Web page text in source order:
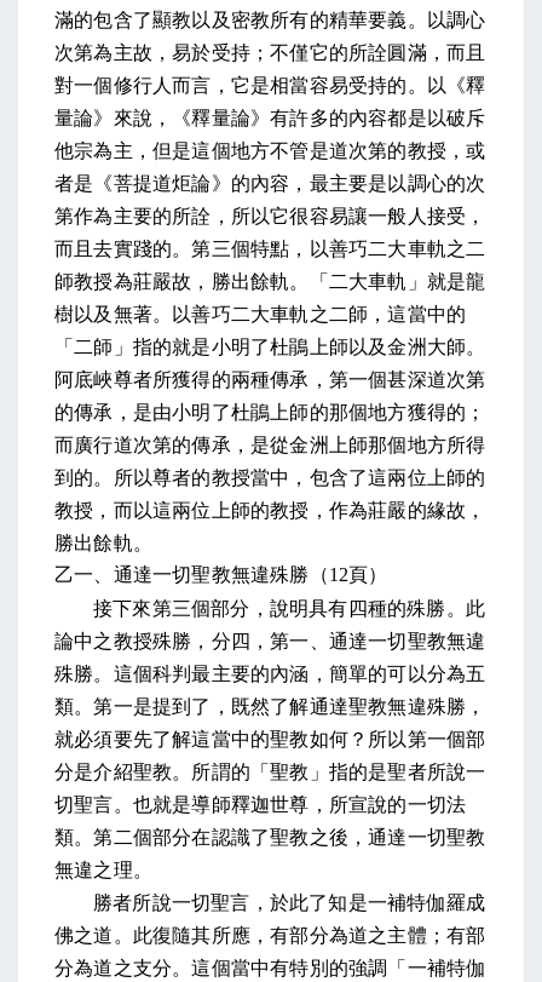
滿的包含了顯教以及密教所有的精華要義。
以調心
次第為主故，易於受持；不僅它的所詮圓滿，而且
對一個修行人而言，它是相當容易受持的。以《釋
量論》來說，《釋量論》有許多的內容都是以破斥
他宗為主，但是這個地方不管是道次第的教授，或
者是《菩提道炬論》的內容，最主要是以調心的次
第作為主要的所詮，所以它很容易讓一般人接受，
而且去實踐的。第三個特點，
以善巧二大車軌之二
師教授為莊嚴故，勝出餘軌。
「二大車軌」就是龍
樹以及無著。以善巧二大車軌之二師，這當中的
「二師」指的就是小明了杜鵑上師以及金洲大師。
阿底峽尊者所獲得的兩種傳承，第一個甚深道次第
的傳承，是由小明了杜鵑上師的那個地方獲得的；
而廣行道次第的傳承，是從金洲上師那個地方所得
到的。所以尊者的教授當中，包含了這兩位上師的
教授，而以這兩位上師的教授，作為莊嚴的緣故，
勝出餘軌。
乙一、通達一切聖教無違殊勝（12頁）
接下來第三個部分，說明具有四種的殊勝。 此
論中之教授殊勝，分四，第一、通達一切聖教無違
殊勝。 這個科判最主要的內涵，簡單的可以分為五
類。第一是提到了，既然了解通達聖教無違殊勝，
就必須要先了解這當中的聖教如何？所以第一個部
分是介紹聖教。所謂的「聖教」指的是聖者所說一
切聖言。也就是導師釋迦世尊，所宣說的一切法
類。第二個部分在認識了聖教之後，通達一切聖教
無違之理。
勝者所說一切聖言，於此了知是一補特伽羅成
佛之道。此復隨其所應，有部分為道之主體；有部
分為道之支分。這個當中有特別的強調「一補特伽